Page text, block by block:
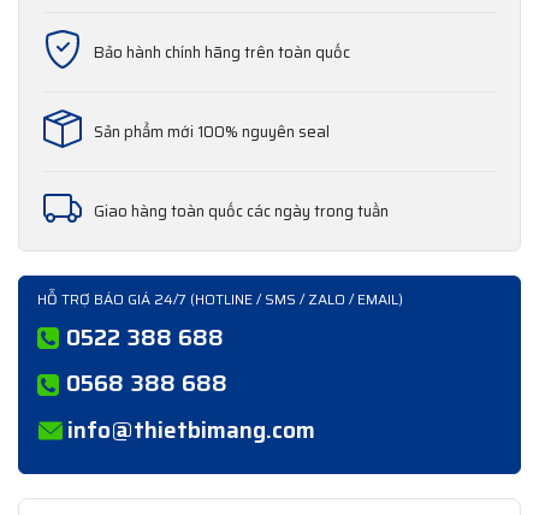
Bảo hành chính hãng trên toàn quốc
Sản phẩm mới 100% nguyên seal
Giao hàng toàn quốc các ngày trong tuần
HỖ TRỢ BÁO GIÁ 24/7 (HOTLINE / SMS / ZALO / EMAIL)
0522 388 688
0568 388 688
info@thietbimang.com